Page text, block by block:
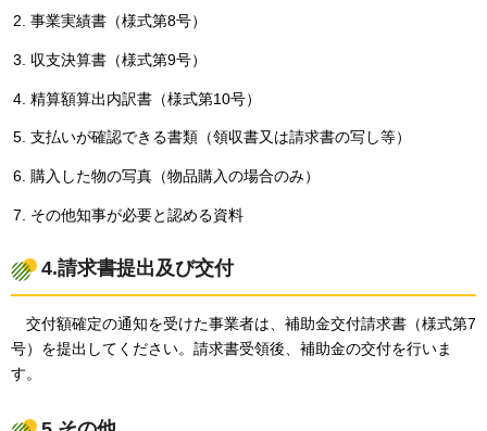
事業実績書（様式第8号）
収支決算書（様式第9号）
精算額算出内訳書（様式第10号）
支払いが確認できる書類（領収書又は請求書の写し等）
購入した物の写真（物品購入の場合のみ）
その他知事が必要と認める資料
4.請求書提出及び交付
交付額確定の通知を受けた事業者は、補助金交付請求書（様式第7
号）を提出してください。請求書受領後、補助金の交付を行いま
す。